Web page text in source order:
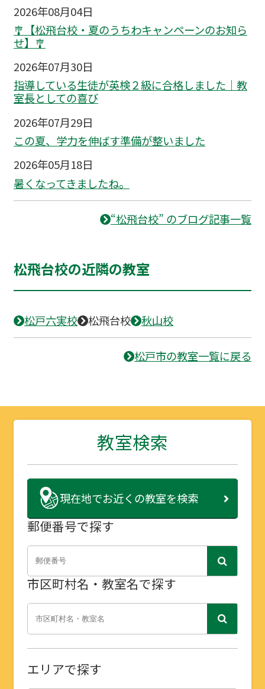
2026年08月04日
🎐【松飛台校・夏のうちわキャンペーンのお知ら
せ】🎐
2026年07月30日
指導している生徒が英検２級に合格しました｜教
室長としての喜び
2026年07月29日
この夏、学力を伸ばす準備が整いました
2026年05月18日
暑くなってきましたね。
“松飛台校” のブログ記事一覧
松飛台校の近隣の教室
松戸六実校 松飛台校 秋山校
松戸市の教室一覧に戻る
教室検索
現在地でお近くの教室を検索
郵便番号で探す
市区町村名・教室名で探す
エリアで探す